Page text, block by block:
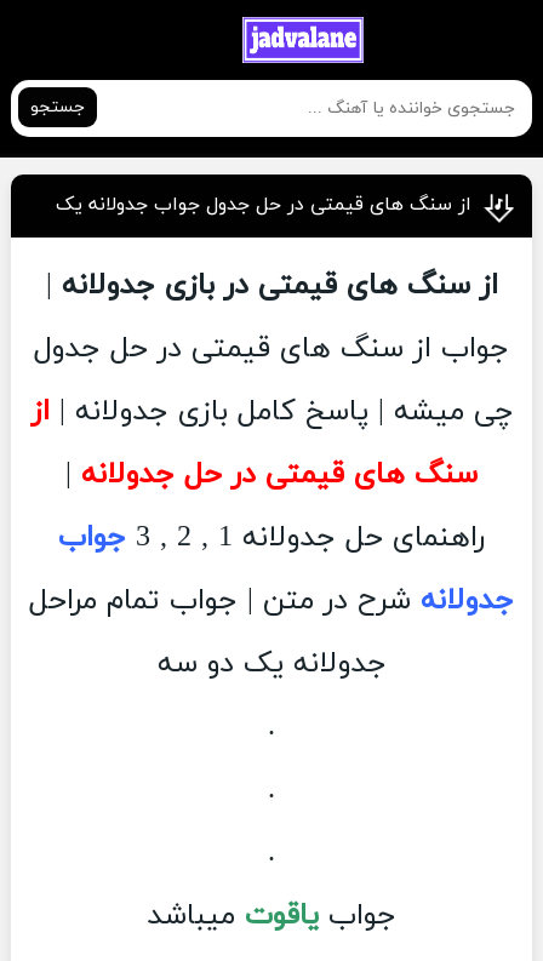
جستجو
از سنگ های قیمتی در حل جدول جواب جدولانه یک
از سنگ های قیمتی در بازی جدولانه |
جواب از سنگ های قیمتی در حل جدول
چی میشه | پاسخ کامل بازی جدولانه | از
سنگ های قیمتی در حل جدولانه |
راهنمای حل جدولانه 1 , 2 , 3
جواب
جدولانه شرح در متن | جواب تمام مراحل
جدولانه یک دو سه
.
.
.
جواب یاقوت میباشد